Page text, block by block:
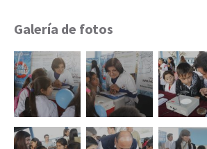
Galería de fotos